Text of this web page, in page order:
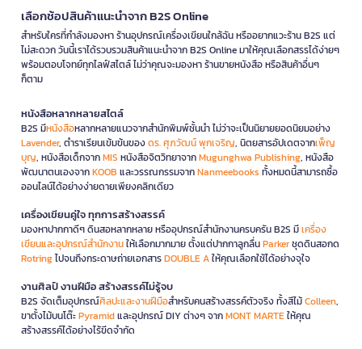
เลือกช้อปสินค้าแนะนำจาก B2S Online
สำหรับใครที่กำลังมองหา ร้านอุปกรณ์เครื่องเขียนใกล้ฉัน หรืออยากแวะร้าน B2S แต่
ไม่สะดวก วันนี้เราได้รวบรวมสินค้าแนะนำจาก B2S Online มาให้คุณเลือกสรรได้ง่ายๆ
พร้อมตอบโจทย์ทุกไลฟ์สไตล์ ไม่ว่าคุณจะมองหา ร้านขายหนังสือ หรือสินค้าอื่นๆ
ก็ตาม
หนังสือหลากหลายสไตล์
B2S มีหนังสือหลากหลายแนวจากสำนักพิมพ์ชั้นนำ ไม่ว่าจะเป็นนิยายยอดนิยมอย่าง
Lavender, ตำราเรียนเข้มข้นของดร. ศุภวัฒน์ พุกเจริญ, นิตยสารอัปเดตจากเพ็ญ
บุญ, หนังสือเด็กจากMIS หนังสือจิตวิทยาจากMugunghwa Publishing, หนังสือ
พัฒนาตนเองจากKOOB และวรรณกรรมจากNanmeebooks ทั้งหมดนี้สามารถซื้อ
ออนไลน์ได้อย่างง่ายดายเพียงคลิกเดียว
เครื่องเขียนคู่ใจ ทุกการสร้างสรรค์
มองหาปากกาดีๆ ดินสอหลากหลาย หรืออุปกรณ์สำนักงานครบครัน B2S มีเครื่อง
เขียนและอุปกรณ์สำนักงานให้เลือกมากมาย ตั้งแต่ปากกาลูกลื่นParkerชุดดินสอกด
Rotringไปจนถึงกระดาษถ่ายเอกสารDOUBLE Aให้คุณเลือกใช้ได้อย่างจุใจ
งานศิลป์ งานฝีมือ สร้างสรรค์ไม่รู้จบ
B2S จัดเต็มอุปกรณ์ศิลปะและงานฝีมือสำหรับคนสร้างสรรค์ตัวจริง ทั้งสีไม้Colleen,
ขาตั้งไม้บนโต๊ะPyramidและอุปกรณ์ DIY ต่างๆ จากMONT MARTEให้คุณ
สร้างสรรค์ได้อย่างไร้ขีดจำกัด